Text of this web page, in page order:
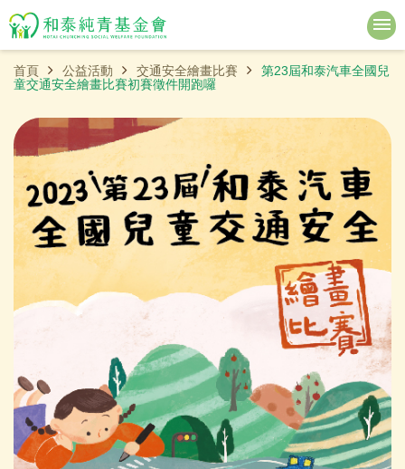
首頁 公益活動 交通安全繪畫比賽
第23屆和泰汽車全國兒
童交通安全繪畫比賽初賽徵件開跑囉